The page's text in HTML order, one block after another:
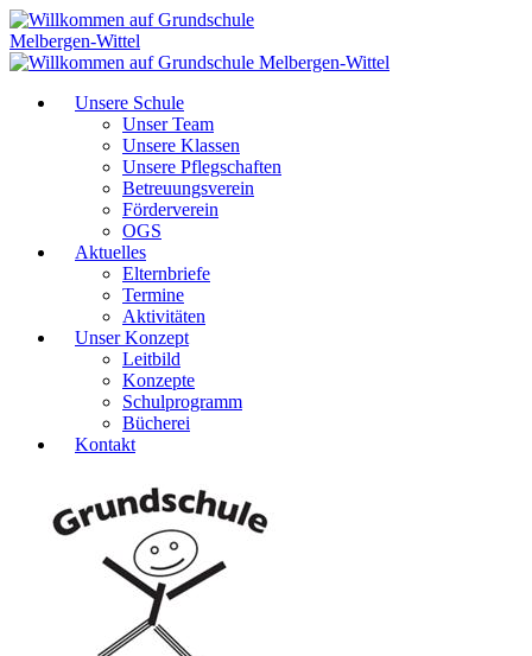
Unsere Schule
Unser Team
Unsere Klassen
Unsere Pflegschaften
Betreuungsverein
Förderverein
OGS
Aktuelles
Elternbriefe
Termine
Aktivitäten
Unser Konzept
Leitbild
Konzepte
Schulprogramm
Bücherei
Kontakt